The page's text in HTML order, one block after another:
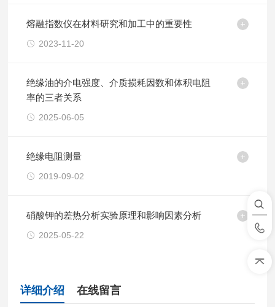
熔融指数仪在材料研究和加工中的重要性
2023-11-20
绝缘油的介电强度、介质损耗因数和体积电阻
率的三者关系
2025-06-05
绝缘电阻测量
2019-09-02
硝酸钾的差热分析实验原理和影响因素分析
2025-05-22
详细介绍 在线留言